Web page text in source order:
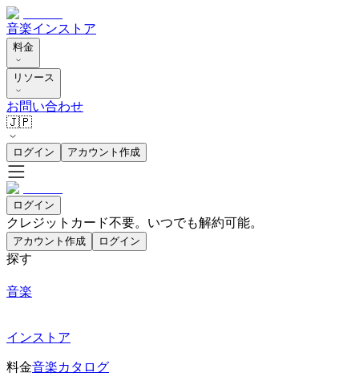
音楽インストア
料金
リソース
お問い合わせ
🇯🇵
ログイン アカウント作成
ログイン
クレジットカード不要。いつでも解約可能。
アカウント作成 ログイン
探す
音楽
インストア
料金音楽カタログ